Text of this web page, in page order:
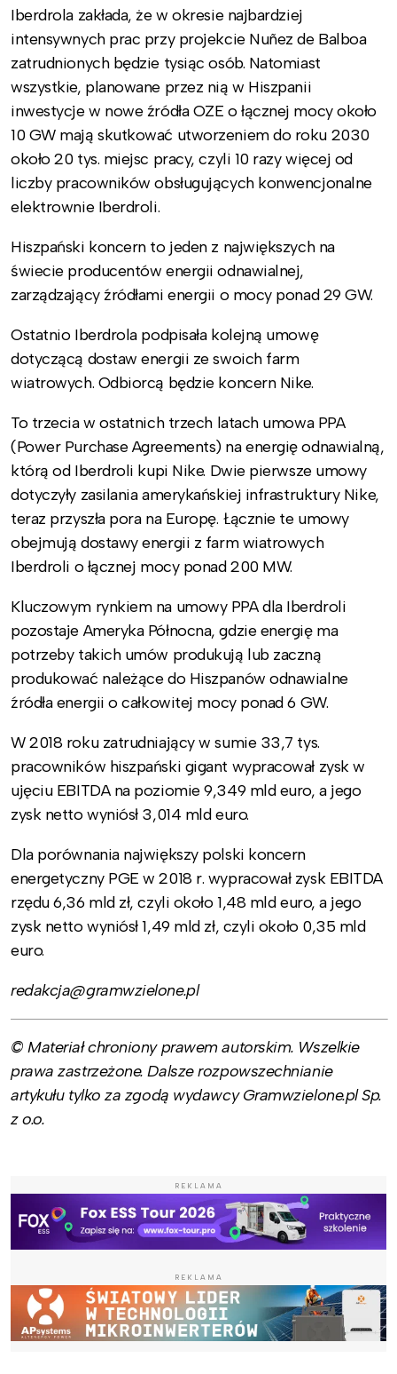
Iberdrola zakłada, że w okresie najbardziej
intensywnych prac przy projekcie Nuñez de Balboa
zatrudnionych będzie tysiąc osób. Natomiast
wszystkie, planowane przez nią w Hiszpanii
inwestycje w nowe źródła OZE o łącznej mocy około
10 GW mają skutkować utworzeniem do roku 2030
około 20 tys. miejsc pracy, czyli 10 razy więcej od
liczby pracowników obsługujących konwencjonalne
elektrownie Iberdroli.
Hiszpański koncern to jeden z największych na
świecie producentów energii odnawialnej,
zarządzający źródłami energii o mocy ponad 29 GW.
Ostatnio Iberdrola podpisała kolejną umowę
dotyczącą dostaw energii ze swoich farm
wiatrowych. Odbiorcą będzie koncern Nike.
To trzecia w ostatnich trzech latach umowa PPA
(Power Purchase Agreements) na energię odnawialną,
którą od Iberdroli kupi Nike. Dwie pierwsze umowy
dotyczyły zasilania amerykańskiej infrastruktury Nike,
teraz przyszła pora na Europę. Łącznie te umowy
obejmują dostawy energii z farm wiatrowych
Iberdroli o łącznej mocy ponad 200 MW.
Kluczowym rynkiem na umowy PPA dla Iberdroli
pozostaje Ameryka Północna, gdzie energię ma
potrzeby takich umów produkują lub zaczną
produkować należące do Hiszpanów odnawialne
źródła energii o całkowitej mocy ponad 6 GW.
W 2018 roku zatrudniający w sumie 33,7 tys.
pracowników hiszpański gigant wypracował zysk w
ujęciu EBITDA na poziomie 9,349 mld euro, a jego
zysk netto wyniósł 3,014 mld euro.
Dla porównania największy polski koncern
energetyczny PGE w 2018 r. wypracował zysk EBITDA
rzędu 6,36 mld zł, czyli około 1,48 mld euro, a jego
zysk netto wyniósł 1,49 mld zł, czyli około 0,35 mld
euro.
redakcja@gramwzielone.pl
© Materiał chroniony prawem autorskim. Wszelkie
prawa zastrzeżone. Dalsze rozpowszechnianie
artykułu tylko za zgodą wydawcy Gramwzielone.pl Sp.
z o.o.
REKLAMA
REKLAMA